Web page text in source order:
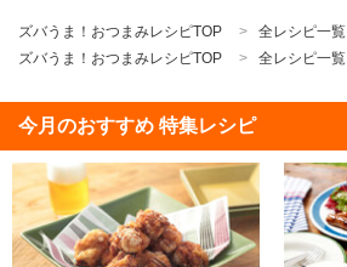
ズバうま！おつまみレシピTOP 全レシピ一覧
ズバうま！おつまみレシピTOP
全レシピ一覧
今月のおすすめ 特集レシピ